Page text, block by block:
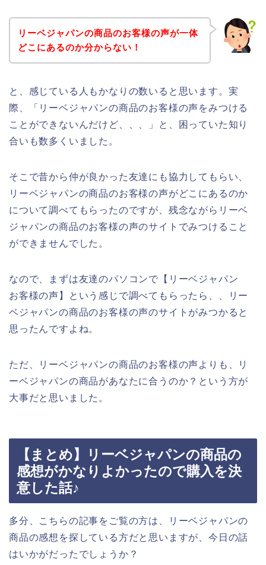
リーベジャパンの商品のお客様の声が一体
どこにあるのか分からない！
と、感じている人もかなりの数いると思います。実
際、「リーベジャパンの商品のお客様の声をみつける
ことができないんだけど、、、」と、困っていた知り
合いも数多くいました。
そこで昔から仲が良かった友達にも協力してもらい、
リーベジャパンの商品のお客様の声がどこにあるのか
について調べてもらったのですが、残念ながらリーベ
ジャパンの商品のお客様の声のサイトでみつけること
ができませんでした。
なので、まずは友達のパソコンで【リーベジャパン
お客様の声】という感じで調べてもらったら、、リー
ベジャパンの商品のお客様の声のサイトがみつかると
思ったんですよね。
ただ、リーベジャパンの商品のお客様の声よりも、リ
ーベジャパンの商品があなたに合うのか？という方が
大事だと思いました。
【まとめ】リーベジャパンの商品の
感想がかなりよかったので購入を決
意した話♪
多分、こちらの記事をご覧の方は、リーベジャパンの
商品の感想を探している方だと思いますが、今日の話
はいかがだったでしょうか？